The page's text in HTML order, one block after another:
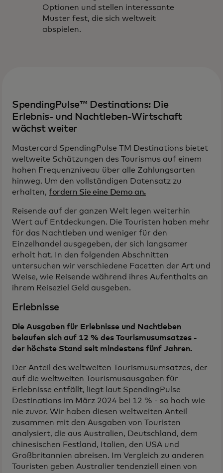
Optionen und stellen interessante
Muster fest, die sich weltweit
abspielen.
SpendingPulse™ Destinations: Die
Erlebnis- und Nachtleben-Wirtschaft
wächst weiter
Mastercard SpendingPulse TM Destinations bietet
weltweite Schätzungen des Tourismus auf einem
hohen Frequenzniveau über alle Zahlungsarten
hinweg. Um den vollständigen Datensatz zu
erhalten, fordern Sie eine Demo an.
Reisende auf der ganzen Welt legen weiterhin
Wert auf Entdeckungen. Die Touristen haben mehr
für das Nachtleben und weniger für den
Einzelhandel ausgegeben, der sich langsamer
erholt hat. In den folgenden Abschnitten
untersuchen wir verschiedene Facetten der Art und
Weise, wie Reisende während ihres Aufenthalts an
ihrem Reiseziel Geld ausgeben.
Erlebnisse
Die Ausgaben für Erlebnisse und Nachtleben
belaufen sich auf 12 % des Tourismusumsatzes -
der höchste Stand seit mindestens fünf Jahren.
Der Anteil des weltweiten Tourismusumsatzes, der
auf die weltweiten Tourismusausgaben für
Erlebnisse entfällt, liegt laut SpendingPulse
Destinations im März 2024 bei 12 % - so hoch wie
nie zuvor. Wir haben diesen weltweiten Anteil
zusammen mit den Ausgaben von Touristen
analysiert, die aus Australien, Deutschland, dem
chinesischen Festland, Italien, den USA und
Großbritannien abreisen. Im Vergleich zu anderen
Touristen geben Australier tendenziell einen von